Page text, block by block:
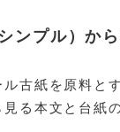
ンプル）か
ル古紙を原料と
る本文と台紙